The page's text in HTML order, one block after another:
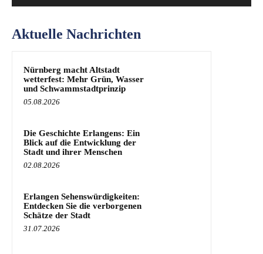
Aktuelle Nachrichten
Nürnberg macht Altstadt
wetterfest: Mehr Grün, Wasser
und Schwammstadtprinzip
05.08.2026
Die Geschichte Erlangens: Ein
Blick auf die Entwicklung der
Stadt und ihrer Menschen
02.08.2026
Erlangen Sehenswürdigkeiten:
Entdecken Sie die verborgenen
Schätze der Stadt
31.07.2026